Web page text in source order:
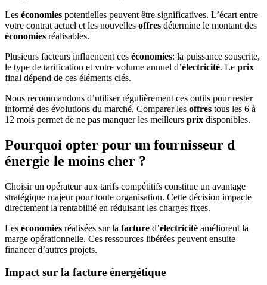
Les économies potentielles peuvent être significatives. L’écart entre
votre contrat actuel et les nouvelles offres détermine le montant des
économies réalisables.
Plusieurs facteurs influencent ces économies: la puissance souscrite,
le type de tarification et votre volume annuel d’électricité. Le prix
final dépend de ces éléments clés.
Nous recommandons d’utiliser régulièrement ces outils pour rester
informé des évolutions du marché. Comparer les offres tous les 6 à
12 mois permet de ne pas manquer les meilleurs prix disponibles.
Pourquoi opter pour un fournisseur d
énergie le moins cher ?
Choisir un opérateur aux tarifs compétitifs constitue un avantage
stratégique majeur pour toute organisation. Cette décision impacte
directement la rentabilité en réduisant les charges fixes.
Les économies réalisées sur la facture d’électricité améliorent la
marge opérationnelle. Ces ressources libérées peuvent ensuite
financer d’autres projets.
Impact sur la facture énergétique